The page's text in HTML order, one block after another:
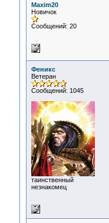
Maxim20
Новичок
Сообщений: 20
Феникс
Ветеран
Сообщений: 1045
таинственный
незнакомец